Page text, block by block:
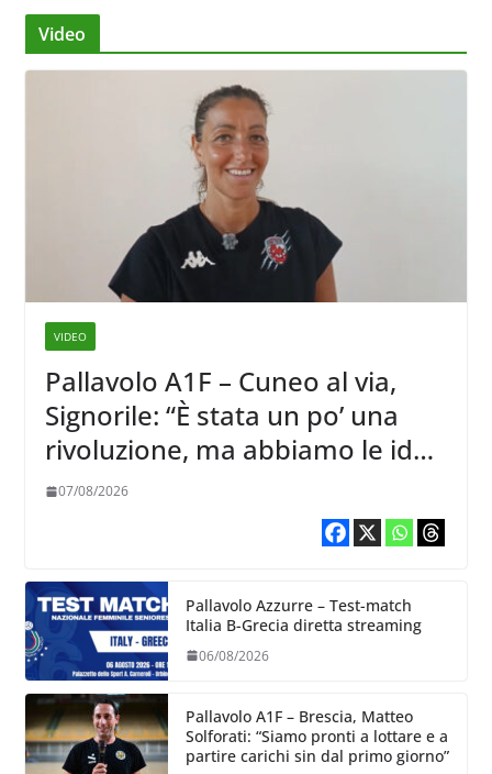
Video
VIDEO
Pallavolo A1F – Cuneo al via,
Signorile: “È stata un po’ una
rivoluzione, ma abbiamo le idee
chiare siu cosa vogliamo fare”
07/08/2026
Pallavolo Azzurre – Test-match
Italia B-Grecia diretta streaming
06/08/2026
Pallavolo A1F – Brescia, Matteo
Solforati: “Siamo pronti a lottare e a
partire carichi sin dal primo giorno”